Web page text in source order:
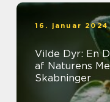
16. januar 2024
Vilde Dyr: En
af Naturens
Skabninger